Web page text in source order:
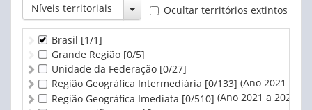
35 anos
36 anos
37 anos
38 anos
39 anos
40 a 44 anos
40 anos
2012- atualizado em 20/12/2013
2011- atualizado em 17/12/2012
2010
2009 - atualizado em 12/11/2010
2008 - atualizado em 25/11/2009
2007 - atualizado em 04/12/2008
2006- atualizado em 06/12/2007
2005- atualizado em 05/12/2006
Níveis territoriais Toggle Dropdown
Ocultar territórios extintos
Brasil [1/1]
Grande Região [0/5]
Unidade da Federação [0/27]
Região Geográfica Intermediária [0/133] (Ano 2021 a
Região Geográfica Imediata [0/510] (Ano 2021 a 2024)